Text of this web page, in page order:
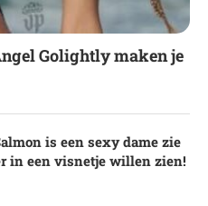
Golightly maken je
is een sexy dame zie
in een visnetje willen zien!